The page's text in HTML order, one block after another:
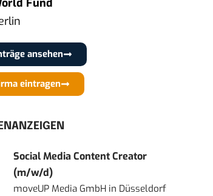
Fund
ansehen
eintragen
Social Media Content Creator
(m/w/d)
moveUP Media GmbH in Düsseldorf